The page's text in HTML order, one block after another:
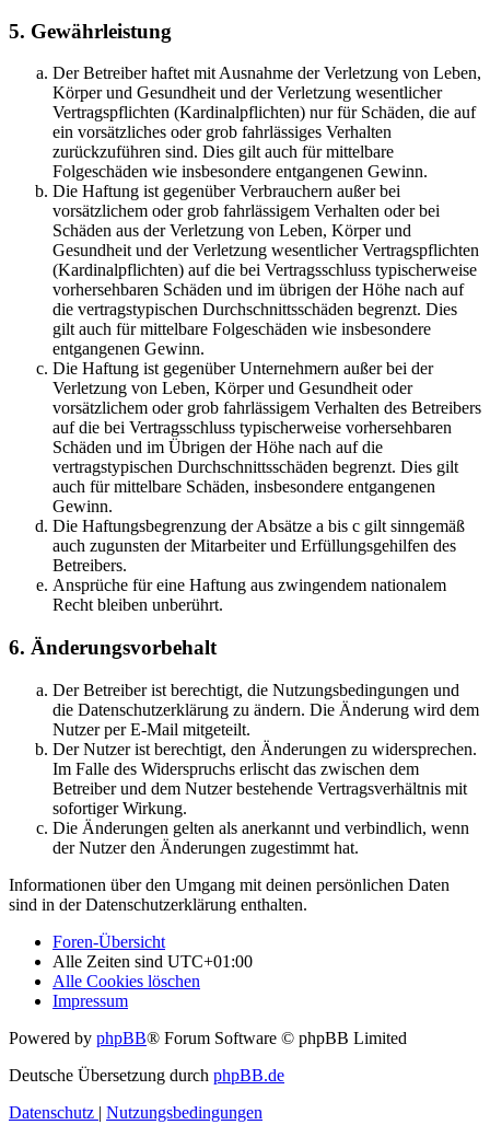
5. Gewährleistung
Der Betreiber haftet mit Ausnahme der Verletzung von Leben,
Körper und Gesundheit und der Verletzung wesentlicher
Vertragspflichten (Kardinalpflichten) nur für Schäden, die auf
ein vorsätzliches oder grob fahrlässiges Verhalten
zurückzuführen sind. Dies gilt auch für mittelbare
Folgeschäden wie insbesondere entgangenen Gewinn.
Die Haftung ist gegenüber Verbrauchern außer bei
vorsätzlichem oder grob fahrlässigem Verhalten oder bei
Schäden aus der Verletzung von Leben, Körper und
Gesundheit und der Verletzung wesentlicher Vertragspflichten
(Kardinalpflichten) auf die bei Vertragsschluss typischerweise
vorhersehbaren Schäden und im übrigen der Höhe nach auf
die vertragstypischen Durchschnittsschäden begrenzt. Dies
gilt auch für mittelbare Folgeschäden wie insbesondere
entgangenen Gewinn.
Die Haftung ist gegenüber Unternehmern außer bei der
Verletzung von Leben, Körper und Gesundheit oder
vorsätzlichem oder grob fahrlässigem Verhalten des Betreibers
auf die bei Vertragsschluss typischerweise vorhersehbaren
Schäden und im Übrigen der Höhe nach auf die
vertragstypischen Durchschnittsschäden begrenzt. Dies gilt
auch für mittelbare Schäden, insbesondere entgangenen
Gewinn.
Die Haftungsbegrenzung der Absätze a bis c gilt sinngemäß
auch zugunsten der Mitarbeiter und Erfüllungsgehilfen des
Betreibers.
Ansprüche für eine Haftung aus zwingendem nationalem
Recht bleiben unberührt.
6. Änderungsvorbehalt
Der Betreiber ist berechtigt, die Nutzungsbedingungen und
die Datenschutzerklärung zu ändern. Die Änderung wird dem
Nutzer per E-Mail mitgeteilt.
Der Nutzer ist berechtigt, den Änderungen zu widersprechen.
Im Falle des Widerspruchs erlischt das zwischen dem
Betreiber und dem Nutzer bestehende Vertragsverhältnis mit
sofortiger Wirkung.
Die Änderungen gelten als anerkannt und verbindlich, wenn
der Nutzer den Änderungen zugestimmt hat.
Informationen über den Umgang mit deinen persönlichen Daten
sind in der Datenschutzerklärung enthalten.
Foren-Übersicht
Alle Zeiten sind UTC+01:00
Alle Cookies löschen
Impressum
Powered by phpBB® Forum Software © phpBB Limited
Deutsche Übersetzung durch phpBB.de
Datenschutz | Nutzungsbedingungen